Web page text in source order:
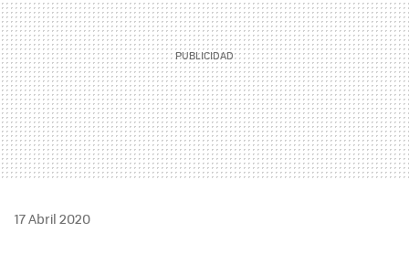
17 Abril 2020